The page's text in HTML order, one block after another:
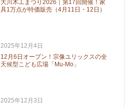
大川木工まつり2026｜第17回開催！家
具1万点が特価販売（4月11日・12日）
2025年12月4日
12月6日オープン！宗像ユリックスの全
天候型こども広場「Mu-Mo」
2025年12月3日